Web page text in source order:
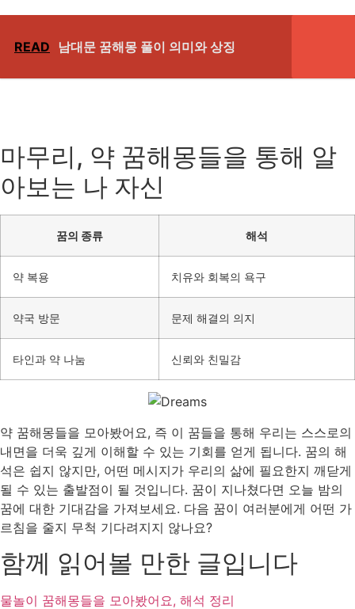
READ 남대문 꿈해몽 풀이 의미와 상징
마무리, 약 꿈해몽들을 통해 알
아보는 나 자신
꿈의 종류 해석
약 복용 치유와 회복의 욕구
약국 방문 문제 해결의 의지
타인과 약 나눔 신뢰와 친밀감
약 꿈해몽들을 모아봤어요, 즉 이 꿈들을 통해 우리는 스스로의
내면을 더욱 깊게 이해할 수 있는 기회를 얻게 됩니다. 꿈의 해
석은 쉽지 않지만, 어떤 메시지가 우리의 삶에 필요한지 깨닫게
될 수 있는 출발점이 될 것입니다. 꿈이 지나쳤다면 오늘 밤의
꿈에 대한 기대감을 가져보세요. 다음 꿈이 여러분에게 어떤 가
르침을 줄지 무척 기다려지지 않나요?
함께 읽어볼 만한 글입니다
물놀이 꿈해몽들을 모아봤어요, 해석 정리